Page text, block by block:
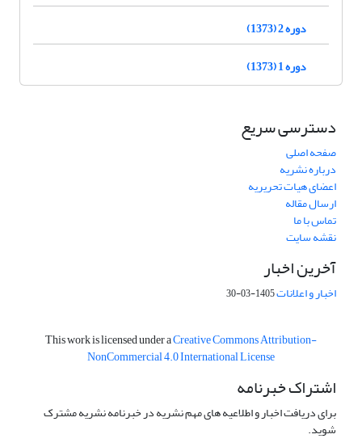
دوره 2 (1373)
دوره 1 (1373)
دسترسی سریع
صفحه اصلی
درباره نشریه
اعضای هیات تحریریه
ارسال مقاله
تماس با ما
نقشه سایت
آخرین اخبار
اخبار و اعلانات1405-03-30
This work is licensed under aCreative Commons Attribution-
NonCommercial 4.0 International License
اشتراک خبرنامه
برای دریافت اخبار و اطلاعیه های مهم نشریه در خبرنامه نشریه مشترک
شوید.